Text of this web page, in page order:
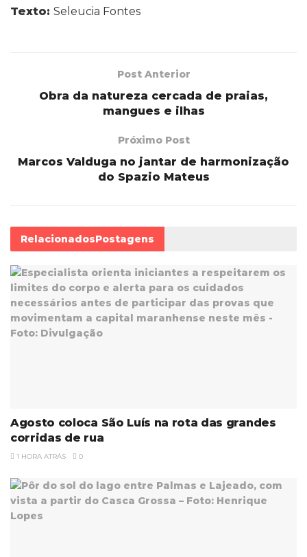
Texto: Seleucia Fontes
Post Anterior
Obra da natureza cercada de praias,
mangues e ilhas
Próximo Post
Marcos Valduga no jantar de harmonização
do Spazio Mateus
RelacionadosPostagens
Agosto coloca São Luís na rota das grandes
corridas de rua
1 HORA ATRÁS 0